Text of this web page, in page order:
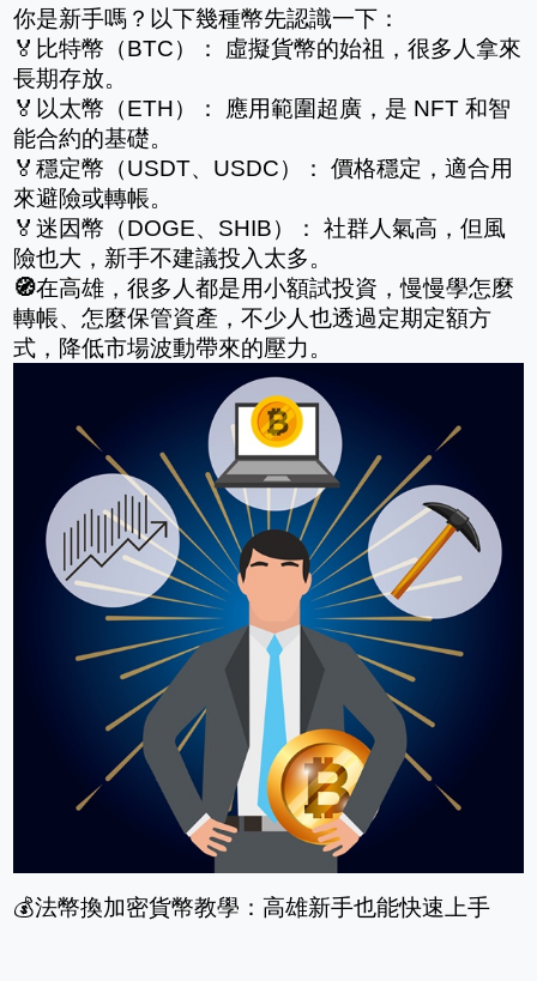
你是新手嗎？以下幾種幣先認識一下：
🏅比特幣（BTC）： 虛擬貨幣的始祖，很多人拿來
長期存放。
🏅以太幣（ETH）： 應用範圍超廣，是 NFT 和智
能合約的基礎。
🏅穩定幣（USDT、USDC）： 價格穩定，適合用
來避險或轉帳。
🏅迷因幣（DOGE、SHIB）： 社群人氣高，但風
險也大，新手不建議投入太多。
🧭在高雄，很多人都是用小額試投資，慢慢學怎麼
轉帳、怎麼保管資產，不少人也透過定期定額方
式，降低市場波動帶來的壓力。
💰法幣換加密貨幣教學：高雄新手也能快速上手